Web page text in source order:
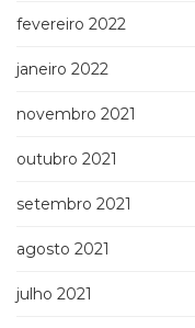
fevereiro 2022
janeiro 2022
novembro 2021
outubro 2021
setembro 2021
agosto 2021
julho 2021